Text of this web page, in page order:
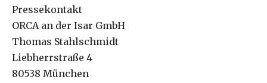
Pressekontakt
ORCA an der Isar GmbH
Thomas Stahlschmidt
Liebherrstraße 4
80538 München